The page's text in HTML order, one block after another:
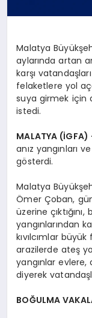
Malatya
aylarında artan
karşı
felaketlere yol
suya girmek için
istedi.
MALATYA
anız yangınları
gösterdi.
Malatya
Ömer Çoban,
üzerine
yangınlarından
kıvılcımlar
arazilerde ateş
yangınlar evlere,
diyerek
BOĞULMA